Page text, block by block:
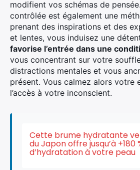
modifient vos schémas de
contrôlée est également une
prenant des inspirations et des
et lentes, vous induisez une
favorise l’entrée dans une
vous concentrant sur votre
distractions mentales et vous
présent. Vous calmez alors votre
l’accès à votre inconscient.
Cette brume hydratante
du Japon offre jusqu’à +180
d’hydratation à votre peau